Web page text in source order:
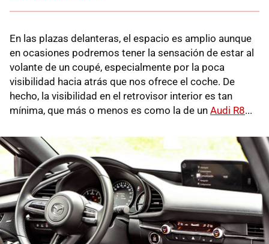
En las plazas delanteras, el espacio es amplio aunque
en ocasiones podremos tener la sensación de estar al
volante de un coupé, especialmente por la poca
visibilidad hacia atrás que nos ofrece el coche. De
hecho, la visibilidad en el retrovisor interior es tan
mínima, que más o menos es como la de un Audi R8...